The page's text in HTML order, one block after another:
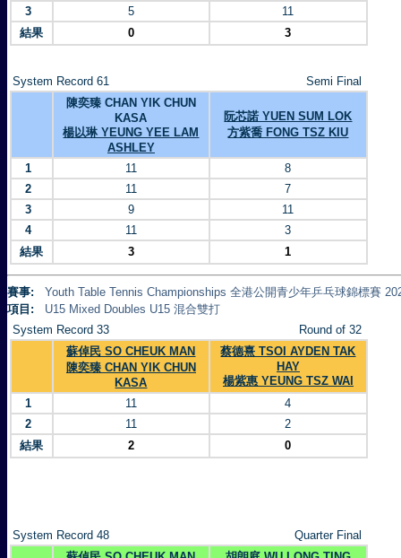
3 5
11
結果
0 3
System Record 61
Semi Final
陳奕臻 CHAN YIK CHUN
KASA
楊以琳 YEUNG YEE LAM
ASHLEY
阮芯諾 YUEN SUM LOK
方紫喬 FONG TSZ KIU
1 11
8
2
11
7
3
9
11
4
11
3
結果
3 1
賽事:
Youth Table Tennis Championships 全港公開青少年乒乓球錦標賽
項目:
U15 Mixed Doubles U15 混合雙打
System Record 33
Round of 32
蘇倬民 SO CHEUK MAN
陳奕臻 CHAN YIK CHUN
KASA
蔡德熹 TSOI AYDEN TAK
HAY
楊紫惠 YEUNG TSZ WAI
1
11
4
2
11
2
結果
2 0
System Record 48
Quarter Final